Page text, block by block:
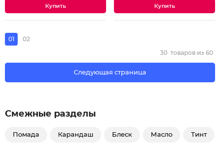
01 02
Следующая страница
30 товаров из 60
Смежные разделы
Помада Карандаш Блеск Масло Тинт